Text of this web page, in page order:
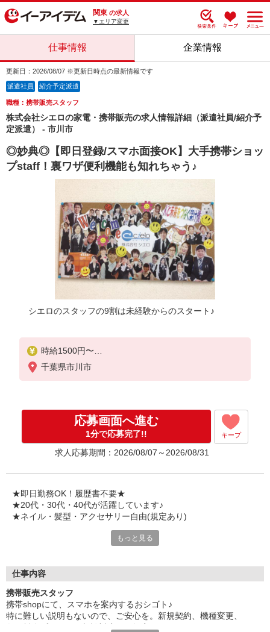
関東 の求人
▼エリア変更
仕事情報 企業情報
更新日：2026/08/07 ※更新日時点の最新情報です
派遣社員 紹介予定派遣
職種：携帯販売スタッフ
株式会社シエロの家電・携帯販売の求人情報詳細（派遣社員/紹介予
定派遣） - 市川市
◎妙典◎【即日登録/スマホ面接OK】大手携帯ショッ
プstaff！裏ワザ便利機能も知れちゃう♪
シエロのスタッフの9割は未経験からのスタート♪
時給1500円〜
※残業代支給
★交通費別途支給（規定あり）
入社祝い金10万円支給(規定有)
お友達を紹介頂くと,
インセンティブ支給(規定有)
゜・。○。・゜+゜・。○。・゜+゜
千葉県市川市
応募画面へ進む
1分で応募完了!! キープ
求人応募期間：2026/08/07～2026/08/31
★即日勤務OK！履歴書不要★
★20代・30代・40代が活躍しています♪
★ネイル・髪型・アクセサリー自由(規定あり)
でも心配ご無用！
お互いに教え合ったり、フォローしあったりする
和気あいあいとした人間関係がある店舗ばかり！
皆で一緒にステップアップしましょう♪
もっと見る
仕事内容
携帯販売スタッフ
携帯shopにて、スマホを案内するおシゴト♪
特に難しい説明もないので、ご安心を。新規契約、機種変更、